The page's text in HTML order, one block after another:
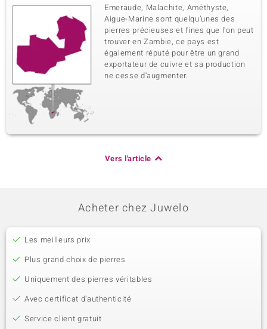
Emeraude, Malachite, Améthyste,
Aigue-Marine sont quelqu’unes des
pierres précieuses et fines que l'on peut
trouver en Zambie, ce pays est
également réputé pour être un grand
exportateur de cuivre et sa production
ne cesse d'augmenter.
Vers l'article
Acheter chez Juwelo
Les meilleurs prix
Plus grand choix de pierres
Uniquement des pierres véritables
Avec certificat d’authenticité
Service client gratuit